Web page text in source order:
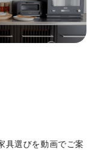
具選びを動画でご案